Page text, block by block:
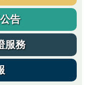
告
服務